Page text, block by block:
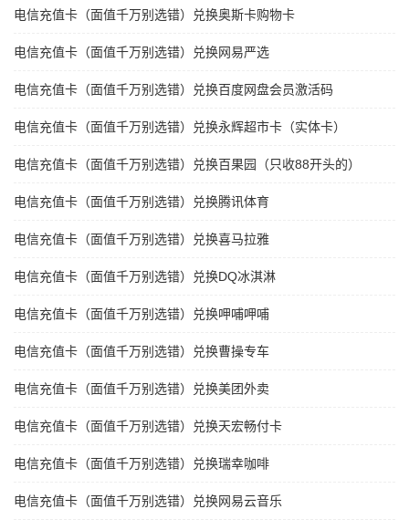
电信充值卡（面值千万别选错）兑换奥斯卡购物卡
电信充值卡（面值千万别选错）兑换网易严选
电信充值卡（面值千万别选错）兑换百度网盘会员激活码
电信充值卡（面值千万别选错）兑换永辉超市卡（实体卡）
电信充值卡（面值千万别选错）兑换百果园（只收88开头的）
电信充值卡（面值千万别选错）兑换腾讯体育
电信充值卡（面值千万别选错）兑换喜马拉雅
电信充值卡（面值千万别选错）兑换DQ冰淇淋
电信充值卡（面值千万别选错）兑换呷哺呷哺
电信充值卡（面值千万别选错）兑换曹操专车
电信充值卡（面值千万别选错）兑换美团外卖
电信充值卡（面值千万别选错）兑换天宏畅付卡
电信充值卡（面值千万别选错）兑换瑞幸咖啡
电信充值卡（面值千万别选错）兑换网易云音乐